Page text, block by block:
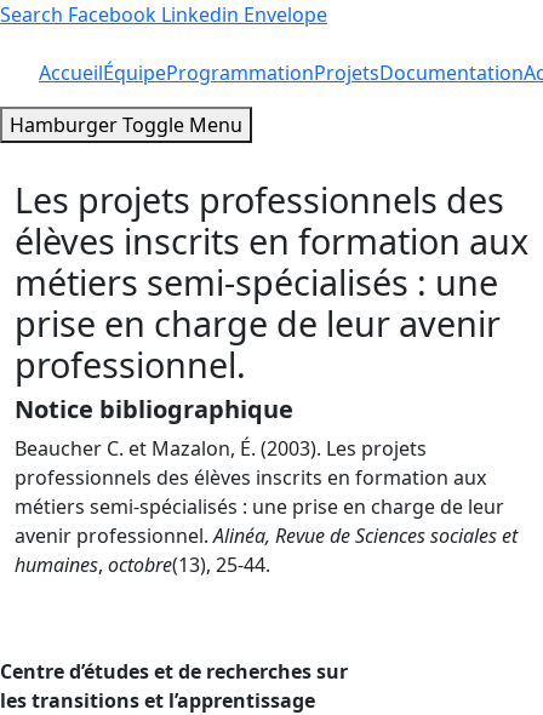
Search Facebook Linkedin Envelope
AccueilÉquipeProgrammationProjetsDocumentation
Hamburger Toggle Menu
Les projets professionnels des
élèves inscrits en formation aux
métiers semi-spécialisés : une
prise en charge de leur avenir
professionnel.
Notice bibliographique
Beaucher C. et Mazalon, É. (2003). Les projets
professionnels des élèves inscrits en formation aux
métiers semi-spécialisés : une prise en charge de leur
avenir professionnel.Alinéa, Revue de Sciences sociales et
humaines, octobre(13), 25-44.
Centre d’études et de recherches sur
les transitions et l’apprentissage